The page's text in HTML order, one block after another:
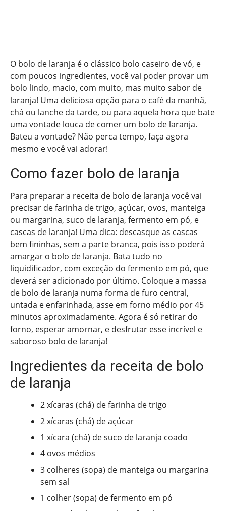
O bolo de laranja é o clássico bolo caseiro de vó, e
com poucos ingredientes, você vai poder provar um
bolo lindo, macio, com muito, mas muito sabor de
laranja! Uma deliciosa opção para o café da manhã,
chá ou lanche da tarde, ou para aquela hora que bate
uma vontade louca de comer um bolo de laranja.
Bateu a vontade? Não perca tempo, faça agora
mesmo e você vai adorar!
Como fazer bolo de laranja
Para preparar a receita de bolo de laranja você vai
precisar de farinha de trigo, açúcar, ovos, manteiga
ou margarina, suco de laranja, fermento em pó, e
cascas de laranja! Uma dica: descasque as cascas
bem fininhas, sem a parte branca, pois isso poderá
amargar o bolo de laranja. Bata tudo no
liquidificador, com exceção do fermento em pó, que
deverá ser adicionado por último. Coloque a massa
de bolo de laranja numa forma de furo central,
untada e enfarinhada, asse em forno médio por 45
minutos aproximadamente. Agora é só retirar do
forno, esperar amornar, e desfrutar esse incrível e
saboroso bolo de laranja!
Ingredientes da receita de bolo
de laranja
2 xícaras (chá) de farinha de trigo
2 xícaras (chá) de açúcar
1 xícara (chá) de suco de laranja coado
4 ovos médios
3 colheres (sopa) de manteiga ou margarina
sem sal
1 colher (sopa) de fermento em pó